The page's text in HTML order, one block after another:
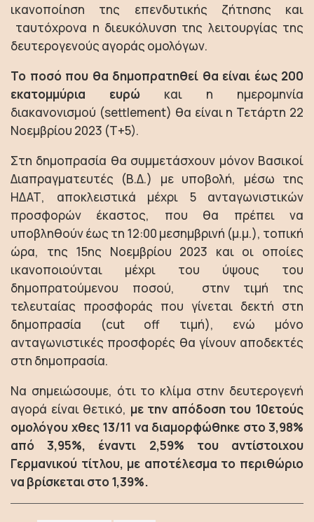
ικανοποίηση της επενδυτικής ζήτησης και
ταυτόχρονα η διευκόλυνση της λειτουργίας της
δευτερογενούς αγοράς ομολόγων.
Το ποσό που θα δημοπρατηθεί θα είναι έως 200
εκατομμύρια ευρώ και η ημερομηνία
διακανονισμού (settlement) θα είναι η Τετάρτη 22
Νοεμβρίου 2023 (Τ+5).
Στη δημοπρασία θα συμμετάσχουν μόνον Βασικοί
Διαπραγματευτές (Β.Δ.) με υποβολή, μέσω της
ΗΔΑΤ, αποκλειστικά μέχρι 5 ανταγωνιστικών
προσφορών έκαστος, που θα πρέπει να
υποβληθούν έως τη 12:00 μεσημβρινή (μ.μ.), τοπική
ώρα, της 15ης Νοεμβρίου 2023 και οι οποίες
ικανοποιούνται μέχρι του ύψους του
δημοπρατούμενου ποσού, στην τιμή της
τελευταίας προσφοράς που γίνεται δεκτή στη
δημοπρασία (cut off τιμή), ενώ μόνο
ανταγωνιστικές προσφορές θα γίνουν αποδεκτές
στη δημοπρασία.
Να σημειώσουμε, ότι το κλίμα στην δευτερογενή
αγορά είναι θετικό, με την απόδοση του 10ετούς
ομολόγου χθες 13/11 να διαμορφώθηκε στο 3,98%
από 3,95%, έναντι 2,59% του αντίστοιχου
Γερμανικού τίτλου, με αποτέλεσμα το περιθώριο
να βρίσκεται στο 1,39%.